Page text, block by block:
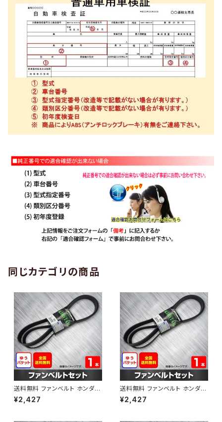
同じカテゴリの商品
送料無料 ファンベルト ホンダ
ゼスト 型式JE1 H18.03～H24.
11 （国内トップメーカー） 1本 H
¥2,427
送料無料 ファンベルト ホンダ ラ
イフ 型式JB6 H15.09～H20.1
1 （国内トップメーカー） 1本 HA
¥2,427